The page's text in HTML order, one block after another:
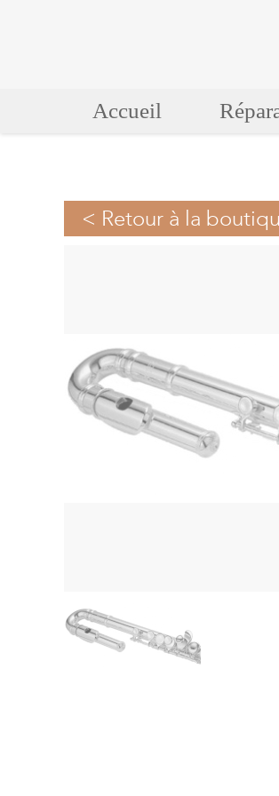
Accueil
< Retour à la